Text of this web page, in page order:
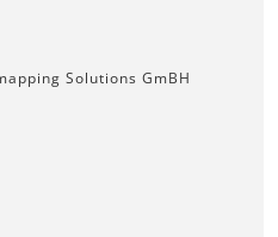
Solutions GmBH